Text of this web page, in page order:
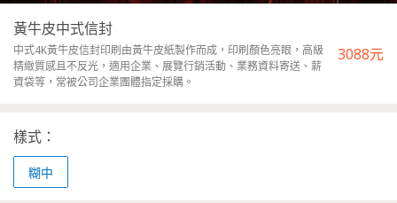
黃牛皮中式信封
中式4K黃牛皮信封印刷由黃牛皮紙製作而成，印刷顏色亮眼，高級
精緻質感且不反光，適用企業、展覽行銷活動、業務資料寄送、薪
資袋等，常被公司企業團體指定採購。
3088元
樣式：
糊中